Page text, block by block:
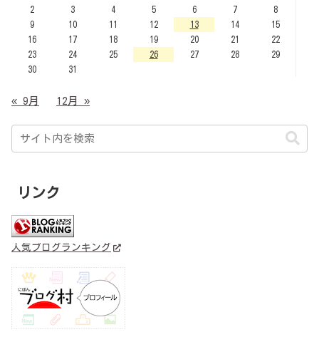
2
3 4 5 6 7
8
9
10 11 12 13 14
15
16
17 18 19 20 21
22
23
24 25 26 27 28
29
30
31
« 9月 12月 »
リンク
人気ブログランキング